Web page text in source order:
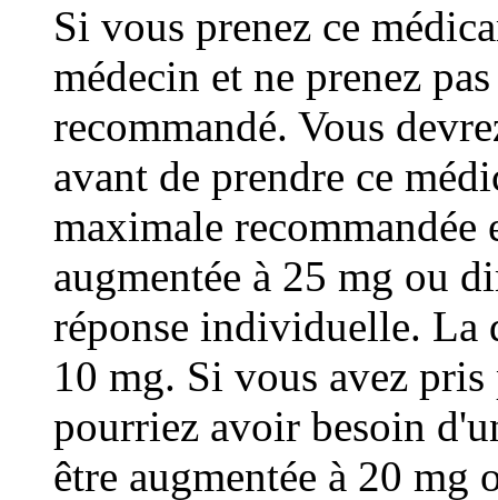
Si vous prenez ce
médecin et ne prenez
recommandé. Vous
avant de prendre ce
maximale recommandée
augmentée à 25 mg ou
réponse individuelle. La
10 mg. Si vous avez
pourriez avoir besoin
être augmentée à 20 mg